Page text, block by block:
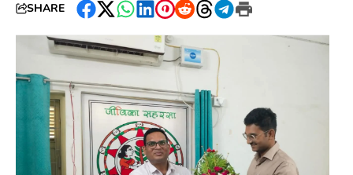
SHARE
Facebook
Twitter
WhatsApp
LinkedIn
Pinterest
RedditThreads
Telegram
Print